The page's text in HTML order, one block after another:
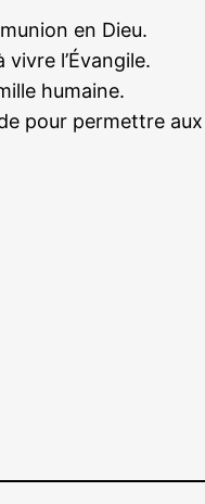
en Dieu.
l’Évangile.
humaine.
pour permettre